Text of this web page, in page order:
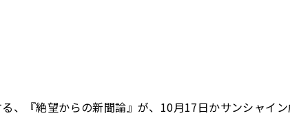
、『絶望からの新聞論』が、10月17日かサンシャイ